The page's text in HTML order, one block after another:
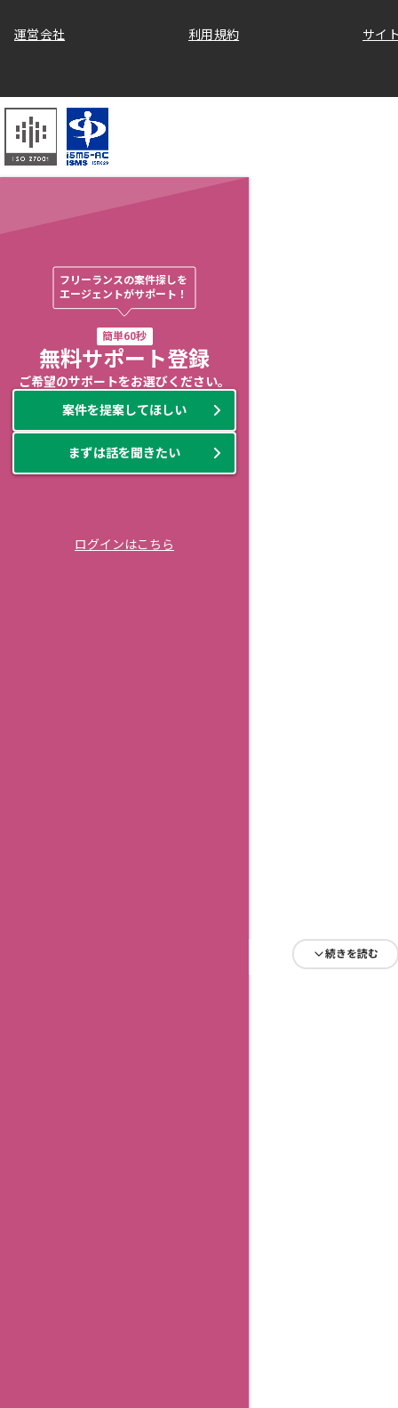
続きを読む
続きを読む
続きを読む
続きを読む
続きを読む
続きを読む
続きを読む
続きを読む
続きを読む
続きを読む
続きを読む
続きを読む
続きを読む
続きを読む
続きを読む
続きを読む
続きを読む
続きを読む
続きを読む
続きを読む
運営会社 利用規約 サイ
フリーランスの案件探しを
エージェントがサポート！
簡単60秒
無料サポート登録
ご希望のサポートをお選びください。
案件を提案してほしい
まずは話を聞きたい
ログインはこちら